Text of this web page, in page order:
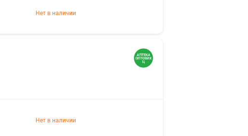
Нет в наличии
Нет в наличии